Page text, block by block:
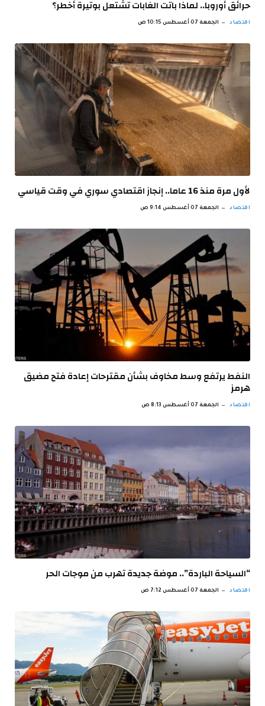
حرائق أوروبا.. لماذا باتت الغابات تشتعل بوتيرة أخطر؟
اقتصاد الجمعة 07 أغسطس 10:15 ص
لأول مرة منذ 16 عاما.. إنجاز اقتصادي سوري في وقت قياسي
اقتصاد الجمعة 07 أغسطس 9:14 ص
النفط يرتفع وسط مخاوف بشأن مقترحات إعادة فتح مضيق
هرمز
اقتصاد الجمعة 07 أغسطس 8:13 ص
“السياحة الباردة”.. موضة جديدة تهرب من موجات الحر
اقتصاد الجمعة 07 أغسطس 7:12 ص